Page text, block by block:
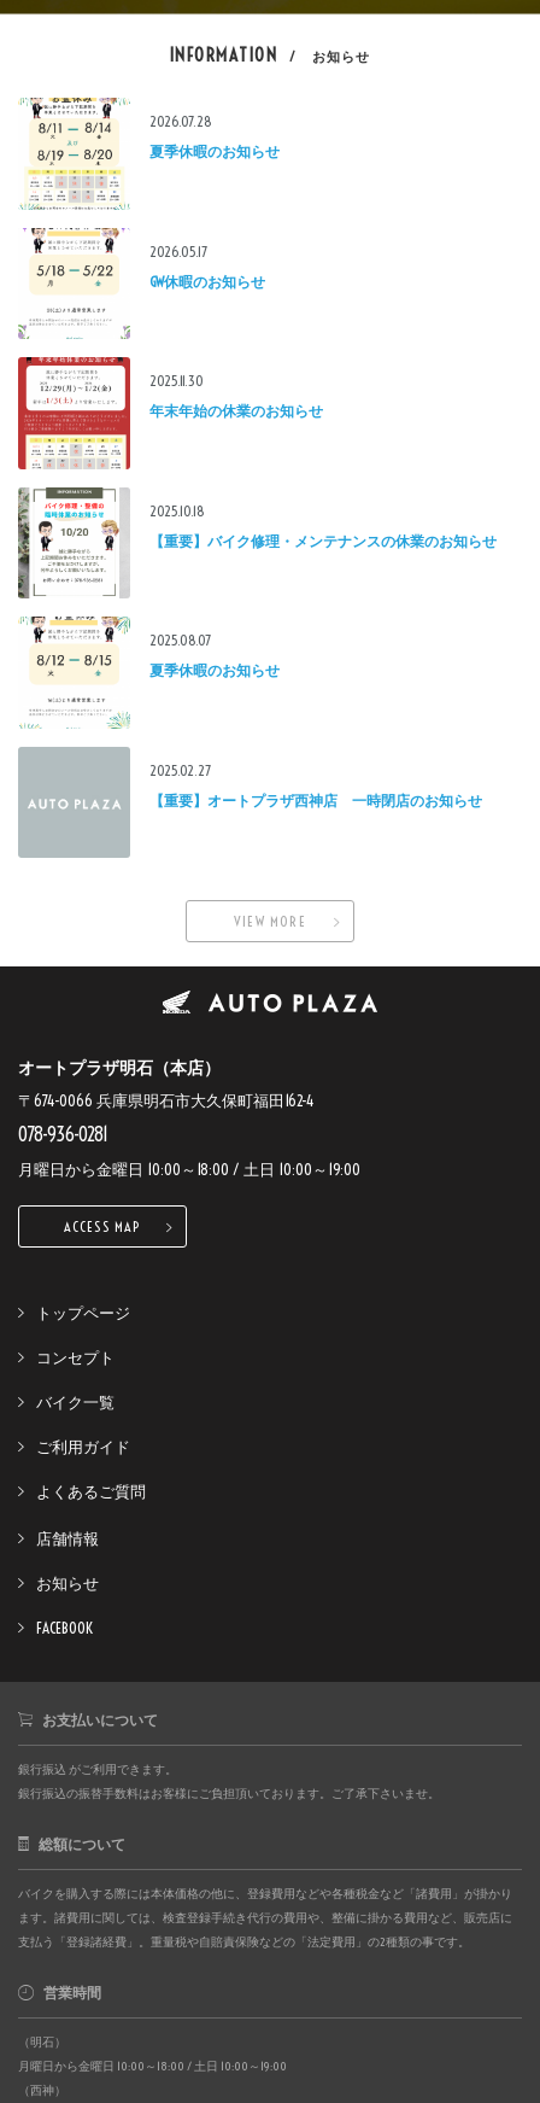
INFORMATION / お知らせ
2026.07.28
夏季休暇のお知らせ
2026.05.17
GW休暇のお知らせ
2025.11.30
年末年始の休業のお知らせ
2025.10.18
【重要】バイク修理・メンテナンスの休業のお知らせ
2025.08.07
夏季休暇のお知らせ
2025.02.27
【重要】オートプラザ西神店 一時閉店のお知らせ
VIEW MORE
オートプラザ明石（本店）
〒674-0066 兵庫県明石市大久保町福田162-4
078-936-0281
月曜日から金曜日 10:00～18:00 / 土日 10:00～19:00
ACCESS MAP
トップページ
コンセプト
バイク一覧
ご利用ガイド
よくあるご質問
店舗情報
お知らせ
FACEBOOK
お支払いについて
銀行振込 がご利用できます。
銀行振込の振替手数料はお客様にご負担頂いております。ご了承下さいませ。
総額について
バイクを購入する際には本体価格の他に、登録費用などや各種税金など「諸費用」が掛かり
ます。諸費用に関しては、検査登録手続き代行の費用や、整備に掛かる費用など、販売店に
支払う「登録諸経費」。重量税や自賠責保険などの「法定費用」の2種類の事です。
営業時間
（明石）
月曜日から金曜日 10:00～18:00 / 土日 10:00～19:00
（西神）